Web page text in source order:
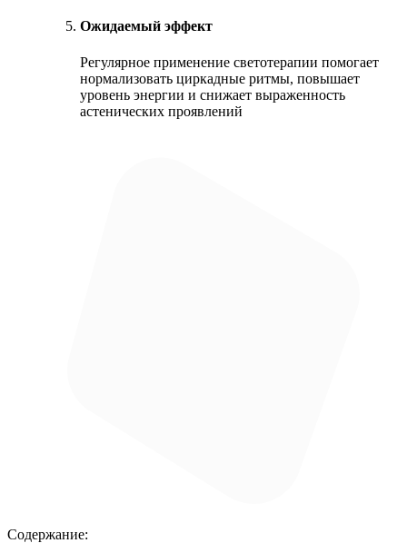
Ожидаемый эффект
Регулярное применение светотерапии помогает
нормализовать циркадные ритмы, повышает
уровень энергии и снижает выраженность
астенических проявлений
Содержание: